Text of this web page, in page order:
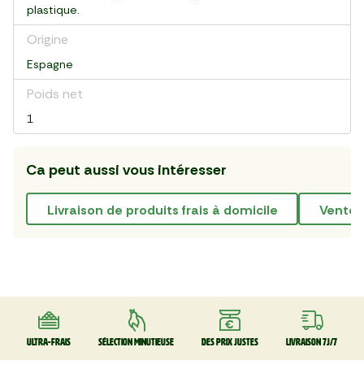
plastique.
Origine
Espagne
Poids net
1
Ca peut aussi vous intéresser
livraison de produits frais à domicile
Ultra-frais Sélection minutieuse Des prix justes Livraison 7J/7